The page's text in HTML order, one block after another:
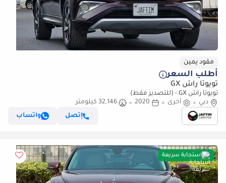
مقود يمين
أطلب السعر
تويوتا راش GX
تويوتا راش GX - (للتصدير فقط)
دبي
أخرى 2020
32,146 كيلومتر
إتصل
واتساب
استجابة سريعة